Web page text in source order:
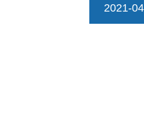
2021-04